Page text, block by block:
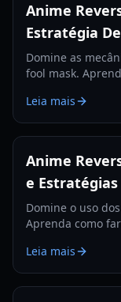
Anime
Estratégia
Domine as
fool mask.
especializado.
Leia mais
Anime
e
Domine o uso
Aprenda como
Leia mais